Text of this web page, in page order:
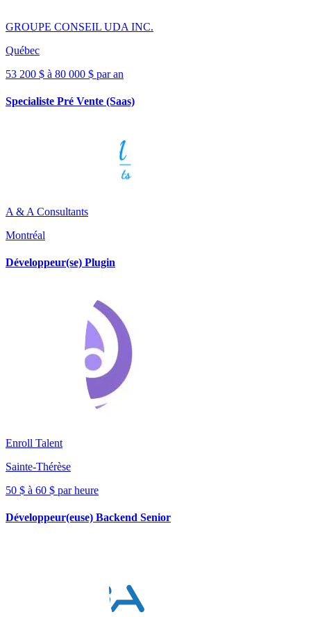
GROUPE CONSEIL UDA INC.
Québec
53 200 $ à 80 000 $ par an
Specialiste Pré Vente (Saas)
A & A Consultants
Montréal
Développeur(se) Plugin
Enroll Talent
Sainte-Thérèse
50 $ à 60 $ par heure
Développeur(euse) Backend Senior